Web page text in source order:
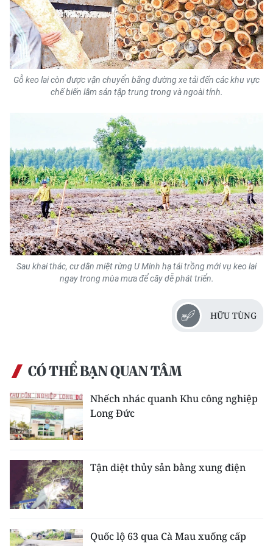
CHUYÊN ĐỀ
CÁC CHUYÊN TRANG
VỀ BÁO NHÂN DÂN
NHÂN DÂN CUỐI TUẦN
NHÂN DÂN HẰNG THÁNG
MUA BÁO
ĐỌC BÁO IN
РУССКИЙ
ESPAÑOL
한국어
Gỗ keo lai còn được vận chuyển bằng đường xe tải đến các khu vực
chế biến lâm sản tập trung trong và ngoài tỉnh.
Sau khai thác, cư dân miệt rừng U Minh hạ tái trồng mới vụ keo lai
ngay trong mùa mưa để cây dễ phát triển.
HỮU TÙNG
CÓ THỂ BẠN QUAN TÂM
Nhếch nhác quanh Khu công nghiệp
Long Đức
Tận diệt thủy sản bằng xung điện
Quốc lộ 63 qua Cà Mau xuống cấp